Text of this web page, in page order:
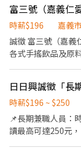
日：圓環 天天有場
班。 💰 薪資單純 嘉義全區同一費率，時薪最高 $196，不分場地、
內匯款或現場付現。 🌱 新手友善機制 完全沒經驗可以來。第
做 1~2 小時試作，
樣算錢。覺得不適合
象 ・學生、二度就
能獨自上工 ・能穩定
試資訊 面試安排在
看到現場長怎樣，當天就
24 小時內主動聯絡
班08:30-23:00（面試時請
提供員工餐。 2. 國
任獎金 5. 生日禮
利歡迎您加入我
富三號（嘉義仁
時薪$196
嘉義
誠徵 富三號（嘉義仁
各式手搖飲品及原
鬆上手，歡迎加入
時薪$196 ~ $250
📌長期兼職人員：時薪196元起-
讀最高可達250元， 🧧過年期間有分紅，初一至初五每人可多分到